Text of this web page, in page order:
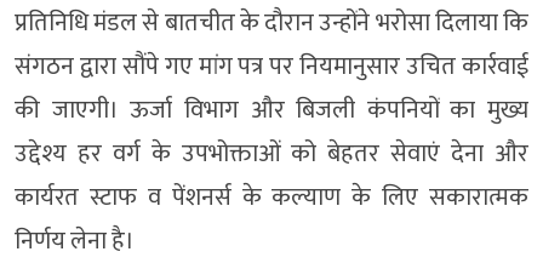
प्रतिनिधि मंडल से बातचीत के दौरान उन्होंने भरोसा दिलाया कि
संगठन द्वारा सौंपे गए मांग पत्र पर नियमानुसार उचित कार्रवाई
की जाएगी। ऊर्जा विभाग और बिजली कंपनियों का मुख्य
उद्देश्य हर वर्ग के उपभोक्ताओं को बेहतर सेवाएं देना और
कार्यरत स्टाफ व पेंशनर्स के कल्याण के लिए सकारात्मक
निर्णय लेना है।